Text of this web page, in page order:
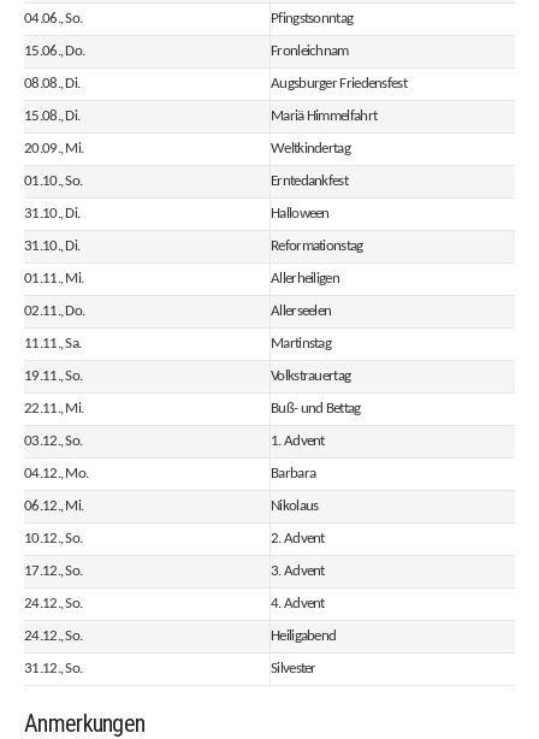
04.06., So. Pfingstsonntag
15.06., Do. Fronleichnam
08.08., Di. Augsburger Friedensfest
15.08., Di. Mariä Himmelfahrt
20.09., Mi. Weltkindertag
01.10., So. Erntedankfest
31.10., Di. Halloween
31.10., Di. Reformationstag
01.11., Mi. Allerheiligen
02.11., Do. Allerseelen
11.11., Sa. Martinstag
19.11., So. Volkstrauertag
22.11., Mi. Buß- und Bettag
03.12., So. 1. Advent
04.12., Mo. Barbara
06.12., Mi. Nikolaus
10.12., So. 2. Advent
17.12., So. 3. Advent
24.12., So. 4. Advent
24.12., So. Heiligabend
31.12., So. Silvester
Anmerkungen